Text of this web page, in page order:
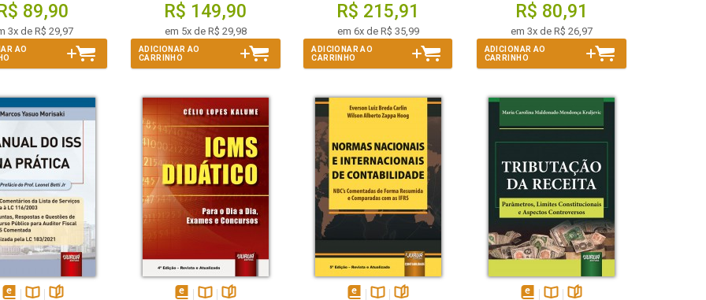
R$ 89,90
3x de R$ 29,97
AO
R$ 149,90
em 5x de R$ 29,98
ADICIONAR AO
CARRINHO
R$ 215,91
em 6x de R$ 35,99
ADICIONAR AO
CARRINHO
R$ 80,91
em 3x de R$ 26,97
ADICIONAR AO
CARRINHO
TambémFolheie